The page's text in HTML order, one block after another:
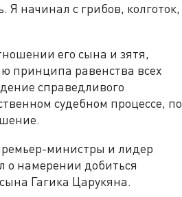
Я начинал с грибов, колготок,
его сына и зятя,
принципа равенства всех
справедливого
судебном процессе, по
министры и лидер
о намерении добиться
Гагика Царукяна.